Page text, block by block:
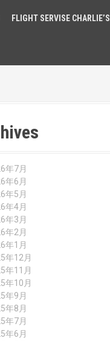
FLIGHT SERVISE CHARLIE’S
年7月
年6月
年5月
年4月
年3月
年2月
年1月
年12月
年11月
年10月
年9月
年8月
年7月
年6月